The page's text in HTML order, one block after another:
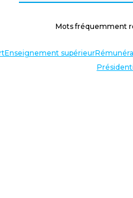
Mots fréquemment
Enseignement supérieur